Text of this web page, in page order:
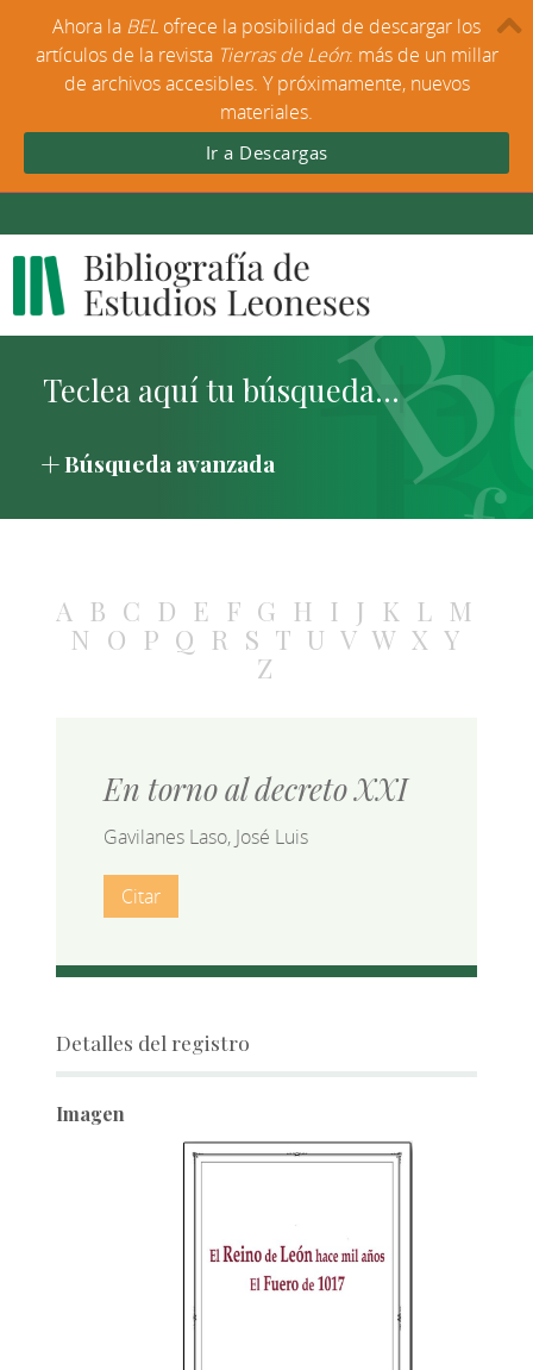
Búsqueda avanzada
A B C D E F G H I J K L M
N O P Q R S T U V W X Y
Z
En torno al decreto XXI
Gavilanes Laso, José Luis
Citar
Detalles del registro
Imagen
Ahora la BEL ofrece la posibilidad de descargar los
artículos de la revista Tierras de León: más de un millar
de archivos accesibles. Y próximamente, nuevos
materiales.
Ir a Descargas